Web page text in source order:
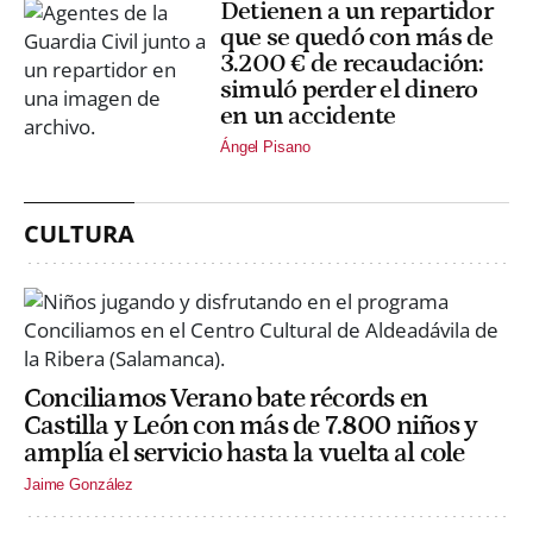
Detienen a un repartidor
que se quedó con más de
3.200 € de recaudación:
simuló perder el dinero
en un accidente
Ángel Pisano
CULTURA
Conciliamos Verano bate récords en
Castilla y León con más de 7.800 niños y
amplía el servicio hasta la vuelta al cole
Jaime González